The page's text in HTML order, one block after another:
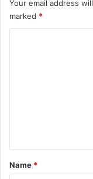
Your email address
marked *
*
Name *